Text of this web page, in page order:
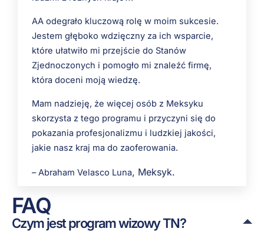
AA odegrało kluczową rolę w moim sukcesie.
Jestem głęboko wdzięczny za ich wsparcie,
które ułatwiło mi przejście do Stanów
Zjednoczonych i pomogło mi znaleźć firmę,
która doceni moją wiedzę.
Mam nadzieję, że więcej osób z Meksyku
skorzysta z tego programu i przyczyni się do
pokazania profesjonalizmu i ludzkiej jakości,
jakie nasz kraj ma do zaoferowania.
–Abraham Velasco Luna, Meksyk.
FAQ
Czym jest program wizowy TN?